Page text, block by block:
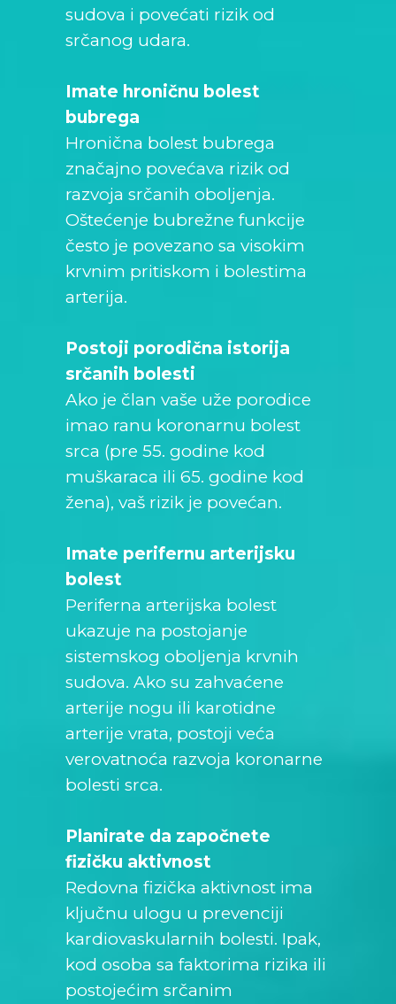
sudova i povećati rizik od
srčanog udara.
Imate hroničnu bolest
bubrega
Hronična bolest bubrega
značajno povećava rizik od
razvoja srčanih oboljenja.
Oštećenje bubrežne funkcije
često je povezano sa visokim
krvnim pritiskom i bolestima
arterija.
Postoji porodična istorija
srčanih bolesti
Ako je član vaše uže porodice
imao ranu koronarnu bolest
srca (pre 55. godine kod
muškaraca ili 65. godine kod
žena), vaš rizik je povećan.
Imate perifernu arterijsku
bolest
Periferna arterijska bolest
ukazuje na postojanje
sistemskog oboljenja krvnih
sudova. Ako su zahvaćene
arterije nogu ili karotidne
arterije vrata, postoji veća
verovatnoća razvoja koronarne
bolesti srca.
Planirate da započnete
fizičku aktivnost
Redovna fizička aktivnost ima
ključnu ulogu u prevenciji
kardiovaskularnih bolesti. Ipak,
kod osoba sa faktorima rizika ili
postojećim srčanim